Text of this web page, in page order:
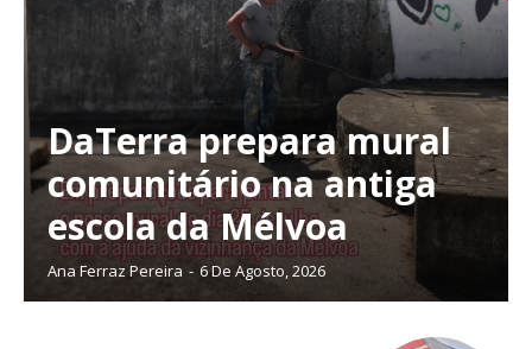
público!
Sendo assinante terá acesso a todos os conteúdos exclusivos e versões
digitais.
Escolha o plano de assinatura desejado:
ASSINATURA
IMPRESSA
32€
DaTerra prepara mural
comunitário na antiga
escola da Mélvoa
Ana Ferraz Pereira - 6 De Agosto, 2026